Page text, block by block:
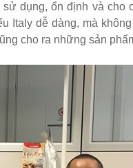
sử dụng, ổn định và
Italy dễ dàng, mà
cho ra những sản